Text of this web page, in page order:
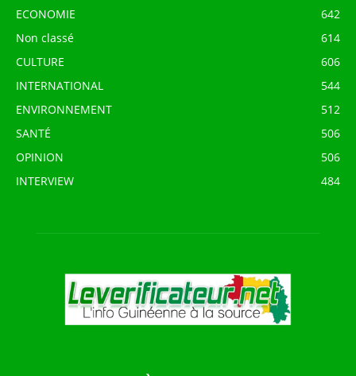
ECONOMIE
642
Non classé
614
CULTURE
606
INTERNATIONAL
544
ENVIRONNEMENT
512
SANTÉ
506
OPINION
506
INTERVIEW
484